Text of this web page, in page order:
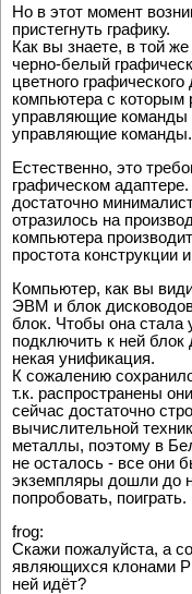
Но в этот момент
пристегнуть графику.
Как вы знаете, в той
черно-белый
цветного
компьютера с которым
управляющие команды
управляющие команды.
Естественно, это
графическом
достаточно
отразилось на
компьютера
простота конструкции
Компьютер, как вы
ЭВМ и блок
блок. Чтобы она стала
подключить к ней блок
некая унификация.
К сожалению
т.к. распространены
сейчас достаточно
вычислительной
металлы, поэтому в
не осталось - все они
экземпляры дошли до
попробовать, поиграть.
frog:
Скажи пожалуйста, а
являющихся клонами
ней идёт?